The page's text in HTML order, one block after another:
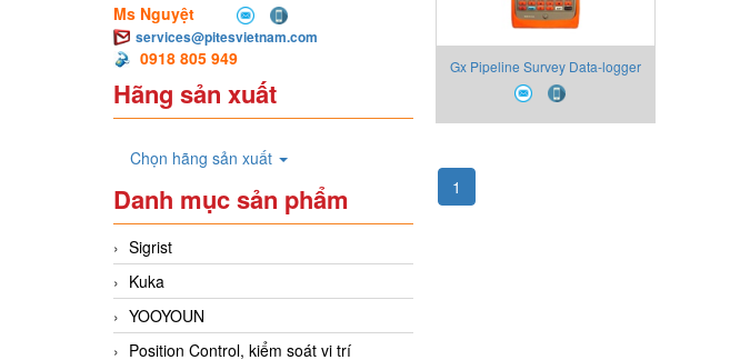
Ms Nguyệt
services@pitesvietnam.com
0918 805 949
Hãng sản xuất
Chọn hãng sản xuất
Danh mục sản phẩm
Sigrist
Kuka
YOOYOUN
Position Control, kiểm soát vi trí
Gx Pipeline Survey Data-logger
1